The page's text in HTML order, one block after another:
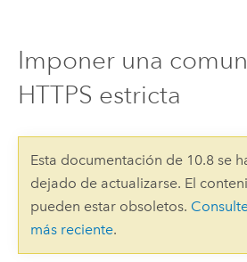
Imponer una
HTTPS estricta
Esta documentación de 10.8 se
dejado de actualizarse. El
pueden estar obsoletos.
más reciente.